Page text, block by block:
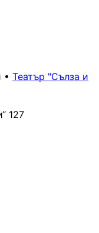
• Театър "Сълза и
127